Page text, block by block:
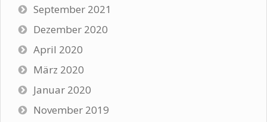
September 2021
Dezember 2020
April 2020
März 2020
Januar 2020
November 2019